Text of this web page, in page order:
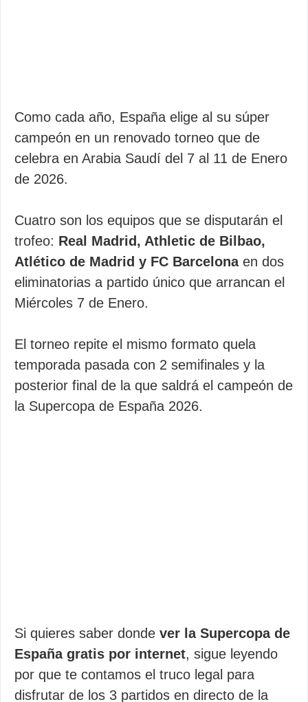
Como cada año, España elige al su súper
campeón en un renovado torneo que de
celebra en Arabia Saudí del 7 al 11 de Enero
de 2026.
Cuatro son los equipos que se disputarán el
trofeo: Real Madrid, Athletic de Bilbao,
Atlético de Madrid y FC Barcelonaen dos
eliminatorias a partido único que arrancan el
Miércoles 7 de Enero.
El torneo repite el mismo formato quela
temporada pasada con 2 semifinales y la
posterior final de la que saldrá el campeón de
la Supercopa de España 2026.
Si quieres saber donde ver la Supercopa de
España gratis por internet, sigue leyendo
por que te contamos el truco legal para
disfrutar de los 3 partidos en directo de la